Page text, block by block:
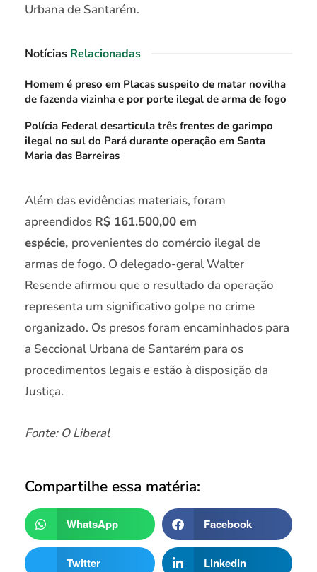
Urbana de Santarém.
Notícias Relacionadas
Homem é preso em Placas suspeito de matar novilha
de fazenda vizinha e por porte ilegal de arma de fogo
Polícia Federal desarticula três frentes de garimpo
ilegal no sul do Pará durante operação em Santa
Maria das Barreiras
Além das evidências materiais, foram
apreendidos R$ 161.500,00 em
espécie, provenientes do comércio ilegal de
armas de fogo. O delegado-geral Walter
Resende afirmou que o resultado da operação
representa um significativo golpe no crime
organizado. Os presos foram encaminhados para
a Seccional Urbana de Santarém para os
procedimentos legais e estão à disposição da
Justiça.
Fonte: O Liberal
Compartilhe essa matéria:
WhatsApp Facebook
Twitter LinkedIn